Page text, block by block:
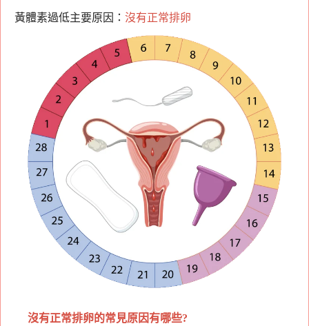
黃體素過低主要原因： 沒有正常排卵
沒有正常排卵的常見原因有哪些?